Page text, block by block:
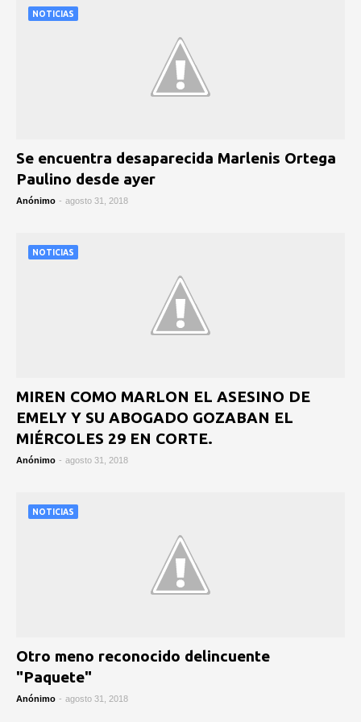
NOTICIAS
Se encuentra desaparecida Marlenis Ortega
Paulino desde ayer
Anónimo - agosto 31, 2018
NOTICIAS
MIREN COMO MARLON EL ASESINO DE
EMELY Y SU ABOGADO GOZABAN EL
MIÉRCOLES 29 EN CORTE.
Anónimo - agosto 31, 2018
NOTICIAS
Otro meno reconocido delincuente
"Paquete"
Anónimo - agosto 31, 2018